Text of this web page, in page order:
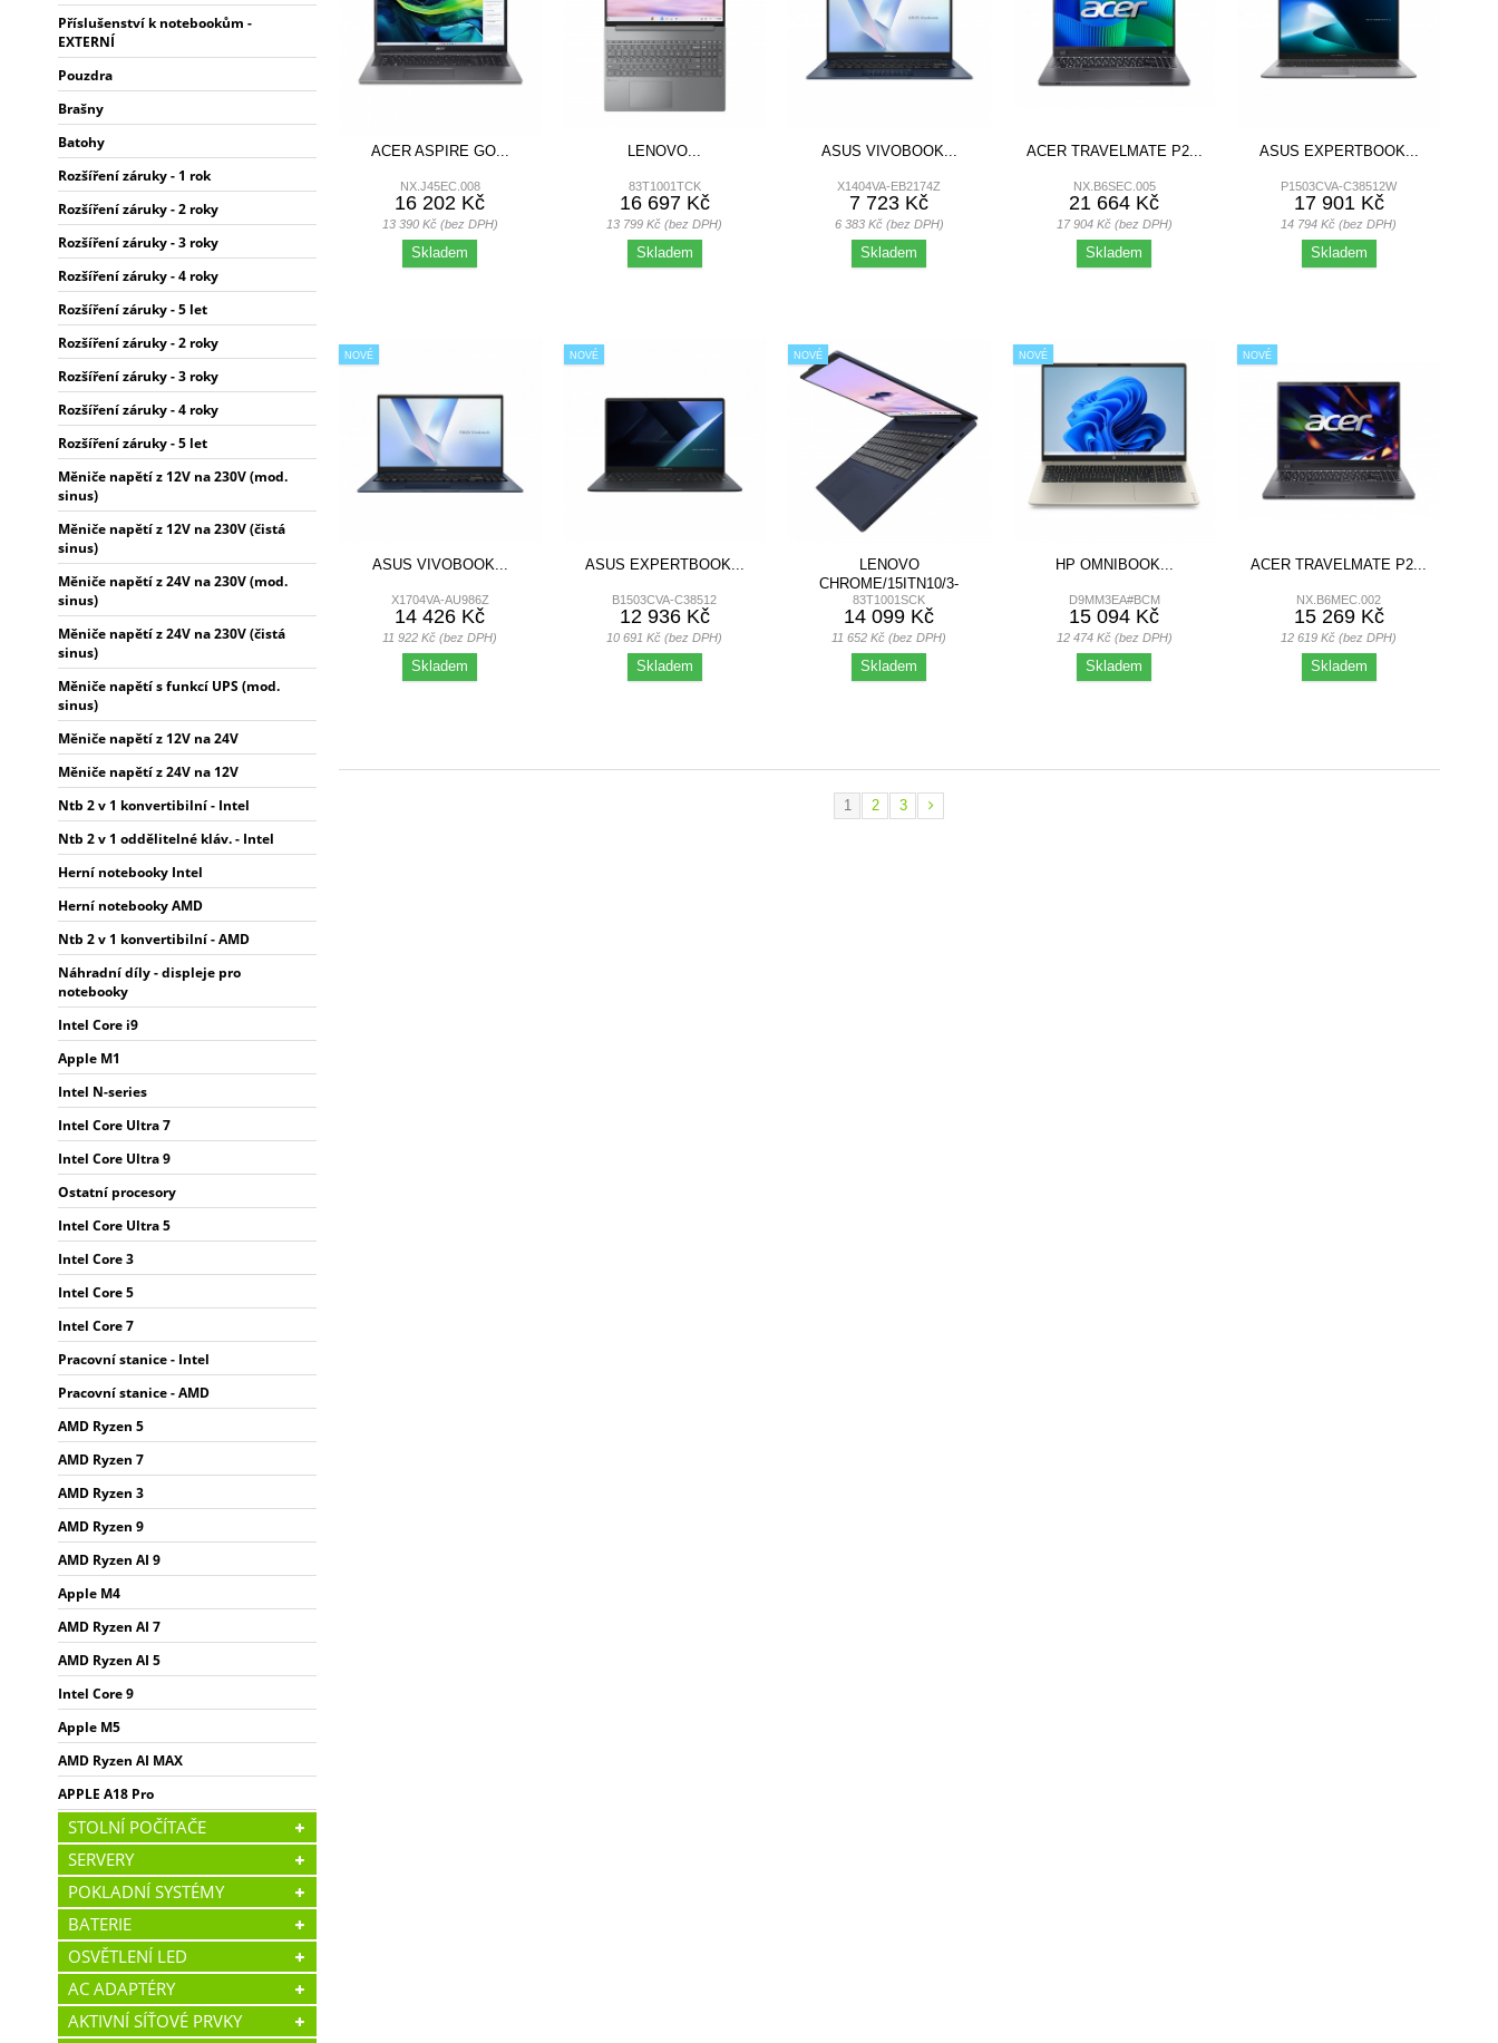
ACER ASPIRE GO...
NX.J45EC.008
16 202 Kč
13 390 Kč (bez DPH)
Skladem
LENOVO...
83T1001TCK
16 697 Kč
13 799 Kč (bez DPH)
Skladem
ASUS VIVOBOOK...
X1404VA-EB2174Z
7 723 Kč
6 383 Kč (bez DPH)
Skladem
ACER TRAVELMATE P2...
NX.B6SEC.005
21 664 Kč
17 904 Kč (bez DPH)
Skladem
ASUS EXPERTBOOK...
P1503CVA-C38512W
17 901 Kč
14 794 Kč (bez DPH)
Skladem
NOVÉ
ASUS VIVOBOOK...
X1704VA-AU986Z
14 426 Kč
11 922 Kč (bez DPH)
Skladem
NOVÉ
ASUS EXPERTBOOK...
B1503CVA-C38512
12 936 Kč
10 691 Kč (bez DPH)
Skladem
NOVÉ
LENOVO
CHROME/15ITN10/3-
N355/15,3"/WUXGA/8GB/128GB/INTEL...
83T1001SCK
14 099 Kč
11 652 Kč (bez DPH)
Skladem
NOVÉ
HP OMNIBOOK...
D9MM3EA#BCM
15 094 Kč
12 474 Kč (bez DPH)
Skladem
NOVÉ
ACER TRAVELMATE P2...
NX.B6MEC.002
15 269 Kč
12 619 Kč (bez DPH)
Skladem
1 2 3
Příslušenství k notebookům -
EXTERNÍ
Pouzdra
Brašny
Batohy
Rozšíření záruky - 1 rok
Rozšíření záruky - 2 roky
Rozšíření záruky - 3 roky
Rozšíření záruky - 4 roky
Rozšíření záruky - 5 let
Rozšíření záruky - 2 roky
Rozšíření záruky - 3 roky
Rozšíření záruky - 4 roky
Rozšíření záruky - 5 let
Měniče napětí z 12V na 230V (mod.
sinus)
Měniče napětí z 12V na 230V (čistá
sinus)
Měniče napětí z 24V na 230V (mod.
sinus)
Měniče napětí z 24V na 230V (čistá
sinus)
Měniče napětí s funkcí UPS (mod.
sinus)
Měniče napětí z 12V na 24V
Měniče napětí z 24V na 12V
Ntb 2 v 1 konvertibilní - Intel
Ntb 2 v 1 oddělitelné kláv. - Intel
Herní notebooky Intel
Herní notebooky AMD
Ntb 2 v 1 konvertibilní - AMD
Náhradní díly - displeje pro
notebooky
Intel Core i9
Apple M1
Intel N-series
Intel Core Ultra 7
Intel Core Ultra 9
Ostatní procesory
Intel Core Ultra 5
Intel Core 3
Intel Core 5
Intel Core 7
Pracovní stanice - Intel
Pracovní stanice - AMD
AMD Ryzen 5
AMD Ryzen 7
AMD Ryzen 3
AMD Ryzen 9
AMD Ryzen AI 9
Apple M4
AMD Ryzen AI 7
AMD Ryzen AI 5
Intel Core 9
Apple M5
AMD Ryzen AI MAX
APPLE A18 Pro
STOLNÍ POČÍTAČE
SERVERY
POKLADNÍ SYSTÉMY
BATERIE
OSVĚTLENÍ LED
AC ADAPTÉRY
AKTIVNÍ SÍŤOVÉ PRVKY